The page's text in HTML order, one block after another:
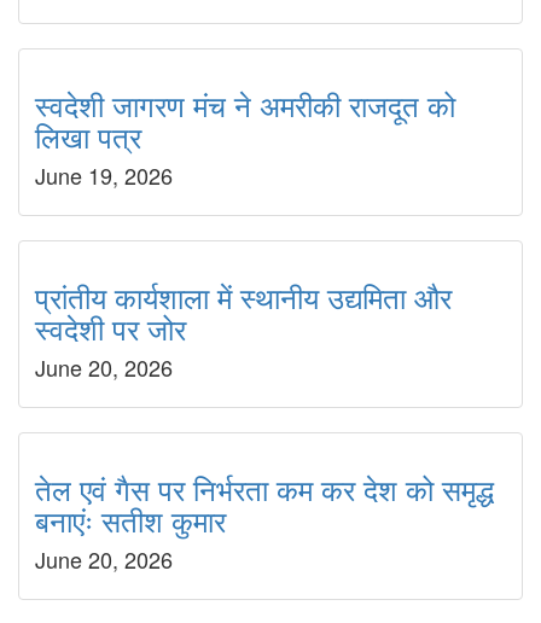
स्वदेशी जागरण मंच ने अमरीकी राजदूत को
लिखा पत्र
June 19, 2026
प्रांतीय कार्यशाला में स्थानीय उद्यमिता और
स्वदेशी पर जोर
June 20, 2026
तेल एवं गैस पर निर्भरता कम कर देश को समृद्ध
बनाएंः सतीश कुमार
June 20, 2026